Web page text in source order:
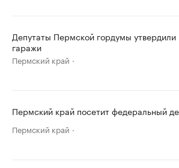
Депутаты Пермской гордумы утвердили
гаражи
Пермский край
Пермский край посетит федеральный
Пермский край